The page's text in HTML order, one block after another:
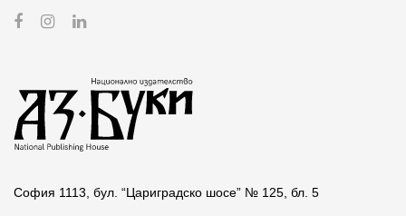
София 1113, бул. “Цариградско шосе” № 125, бл. 5